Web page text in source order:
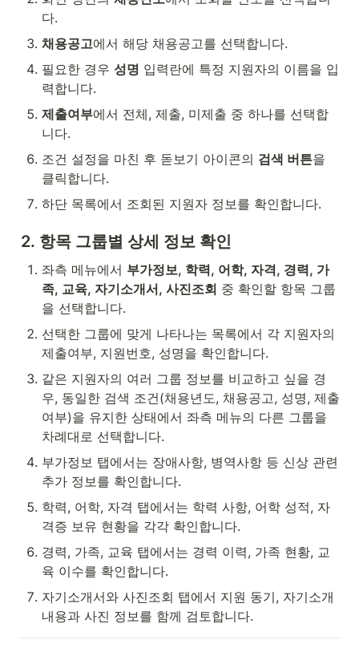
다.
채용공고에서 해당 채용공고를 선택합니다.
필요한 경우 성명 입력란에 특정 지원자의 이름을 입
력합니다.
제출여부에서 전체, 제출, 미제출 중 하나를 선택합
니다.
조건 설정을 마친 후 돋보기 아이콘의 검색 버튼을
클릭합니다.
하단 목록에서 조회된 지원자 정보를 확인합니다.
2. 항목 그룹별 상세 정보 확인
좌측 메뉴에서 부가정보, 학력, 어학, 자격, 경력, 가
족, 교육, 자기소개서, 사진조회 중 확인할 항목 그룹
을 선택합니다.
선택한 그룹에 맞게 나타나는 목록에서 각 지원자의
제출여부, 지원번호, 성명을 확인합니다.
같은 지원자의 여러 그룹 정보를 비교하고 싶을 경
우, 동일한 검색 조건(채용년도, 채용공고, 성명, 제출
여부)을 유지한 상태에서 좌측 메뉴의 다른 그룹을
차례대로 선택합니다.
부가정보 탭에서는 장애사항, 병역사항 등 신상 관련
추가 정보를 확인합니다.
학력, 어학, 자격 탭에서는 학력 사항, 어학 성적, 자
격증 보유 현황을 각각 확인합니다.
경력, 가족, 교육 탭에서는 경력 이력, 가족 현황, 교
육 이수를 확인합니다.
자기소개서와 사진조회 탭에서 지원 동기, 자기소개
내용과 사진 정보를 함께 검토합니다.